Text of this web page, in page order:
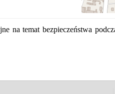
na temat bezpieczeństwa